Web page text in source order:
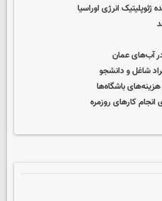
انرژی اوراسیا
آب‌های عمان
شاغل و دانشجو
باشگاه‌ها
انجام کارهای روزمره